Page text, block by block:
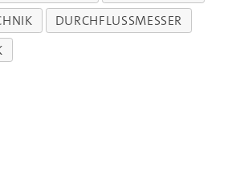
DURCHFLUSSMESSER